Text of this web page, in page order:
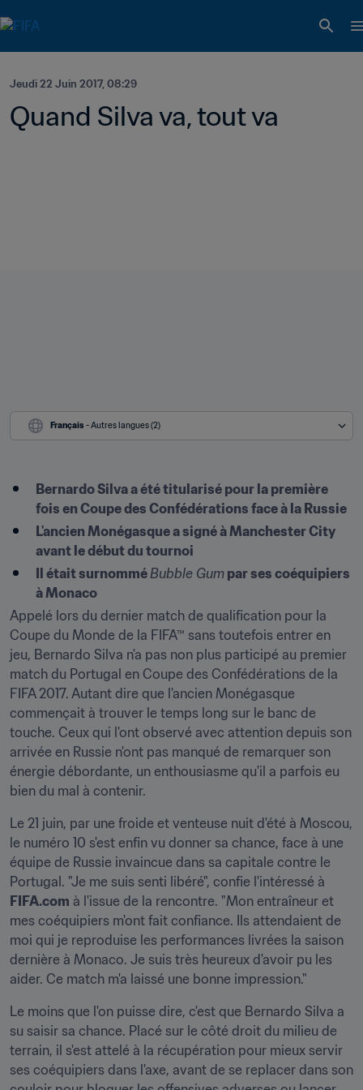
Jeudi 22 Juin 2017, 08:29
Quand Silva va, tout va
Français - Autres langues (2)
Bernardo Silva a été titularisé pour la première
fois en Coupe des Confédérations face à la Russie
L'ancien Monégasque a signé à Manchester City
avant le début du tournoi
Il était surnommé Bubble Gum par ses coéquipiers
à Monaco
Appelé lors du dernier match de qualification pour la
Coupe du Monde de la FIFA™ sans toutefois entrer en
jeu, Bernardo Silva n'a pas non plus participé au premier
match du Portugal en Coupe des Confédérations de la
FIFA 2017. Autant dire que l'ancien Monégasque
commençait à trouver le temps long sur le banc de
touche. Ceux qui l'ont observé avec attention depuis son
arrivée en Russie n'ont pas manqué de remarquer son
énergie débordante, un enthousiasme qu'il a parfois eu
bien du mal à contenir.
Le 21 juin, par une froide et venteuse nuit d'été à Moscou,
le numéro 10 s'est enfin vu donner sa chance, face à une
équipe de Russie invaincue dans sa capitale contre le
FIFA.com à l'issue de la rencontre. "Mon entraîneur et
mes coéquipiers m'ont fait confiance. Ils attendaient de
moi qui je reproduise les performances livrées la saison
dernière à Monaco. Je suis très heureux d'avoir pu les
aider. Ce match m'a laissé une bonne impression."
Le moins que l'on puisse dire, c'est que Bernardo Silva a
su saisir sa chance. Placé sur le côté droit du milieu de
terrain, il s'est attelé à la récupération pour mieux servir
ses coéquipiers dans l'axe, avant de se replacer dans son